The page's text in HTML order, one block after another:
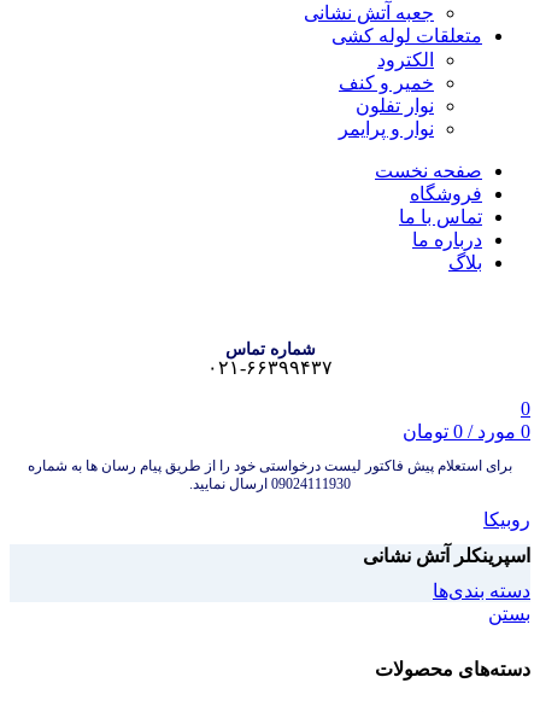
جعبه آتش نشانی
متعلقات لوله کشی
الکترود
خمیر و کنف
نوار تفلون
نوار و پرایمر
صفحه نخست
فروشگاه
تماس با ما
درباره ما
بلاگ
شماره تماس
۰۲۱-۶۶۳۹۹۴۳۷
0
0 مورد /
0 تومان
برای استعلام پیش فاکتور لیست درخواستی خود را از طریق پیام رسان ها به شماره
09024111930 ارسال نمایید.
روبیکا
اسپرینکلر آتش نشانی
دسته بندی‌ها
بستن
دسته‌های محصولات